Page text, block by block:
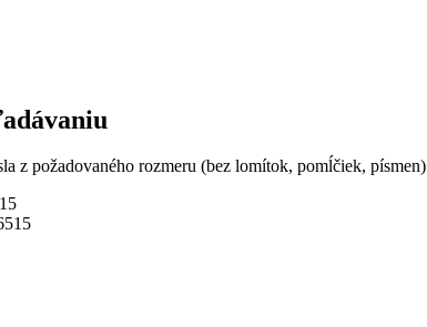
z požadovaného rozmeru (bez lomítok, pomĺčiek, písmen)